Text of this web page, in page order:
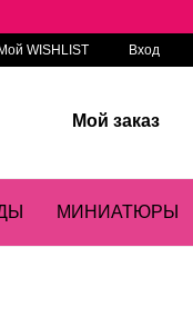
Мой WISHLIST Вход
Мой заказ
МИНИАТЮРЫ